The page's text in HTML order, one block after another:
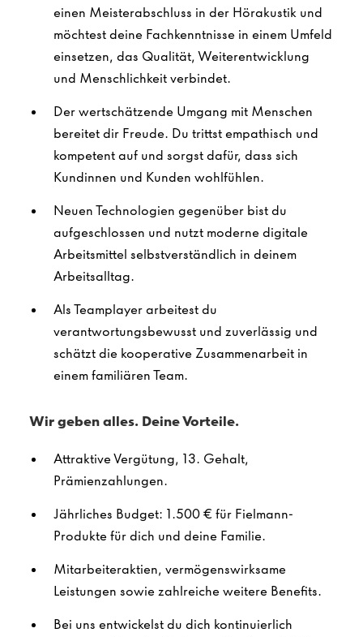
einen Meisterabschluss in der Hörakustik und
möchtest deine Fachkenntnisse in einem Umfeld
einsetzen, das Qualität, Weiterentwicklung
und Menschlichkeit verbindet.
Der wertschätzende Umgang mit Menschen
bereitet dir Freude. Du trittst empathisch und
kompetent auf und sorgst dafür, dass sich
Kundinnen und Kunden wohlfühlen.
Neuen Technologien gegenüber bist du
aufgeschlossen und nutzt moderne digitale
Arbeitsmittel selbstverständlich in deinem
Arbeitsalltag.
Als Teamplayer arbeitest du
verantwortungsbewusst und zuverlässig und
schätzt die kooperative Zusammenarbeit in
einem familiären Team.
Wir geben alles. Deine Vorteile.
Attraktive Vergütung, 13. Gehalt,
Prämienzahlungen.
Jährliches Budget: 1.500 € für Fielmann-
Produkte für dich und deine Familie.
Mitarbeiteraktien, vermögenswirksame
Leistungen sowie zahlreiche weitere Benefits.
Bei uns entwickelst du dich kontinuierlich